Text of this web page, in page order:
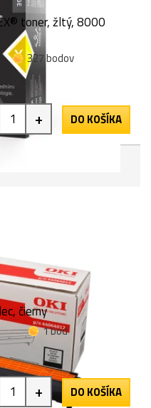
toner, žltý, 8000
327 bodov
+ DO KOŠÍKA
čierny
1 bod
+ DO KOŠÍKA